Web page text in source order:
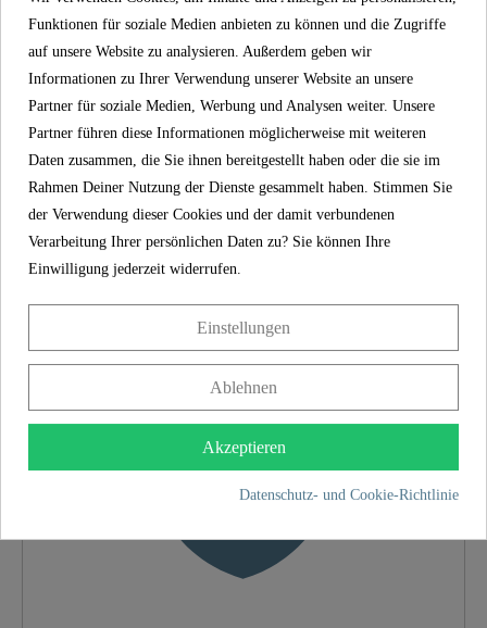
Montageanleitung. Die korrosionsbeständigen
Anschlussschläuche (500 mm) an das
Hauswassersystem sind flexibel und leicht zu
montieren.
SCHÜTTE
UBA Messing
1,3 Kg
5,0 Cm
EIGENSCHAFTEN
Funktionen für soziale Medien anbieten zu können und die Zugriffe
auf unsere Website zu analysieren. Außerdem geben wir
Informationen zu Ihrer Verwendung unserer Website an unsere
Partner für soziale Medien, Werbung und Analysen weiter. Unsere
Partner führen diese Informationen möglicherweise mit weiteren
Daten zusammen, die Sie ihnen bereitgestellt haben oder die sie im
Rahmen Deiner Nutzung der Dienste gesammelt haben. Stimmen Sie
der Verwendung dieser Cookies und der damit verbundenen
Verarbeitung Ihrer persönlichen Daten zu? Sie können Ihre
Einwilligung jederzeit widerrufen.
Einstellungen
Ablehnen
Akzeptieren
Datenschutz- und Cookie-Richtlinie